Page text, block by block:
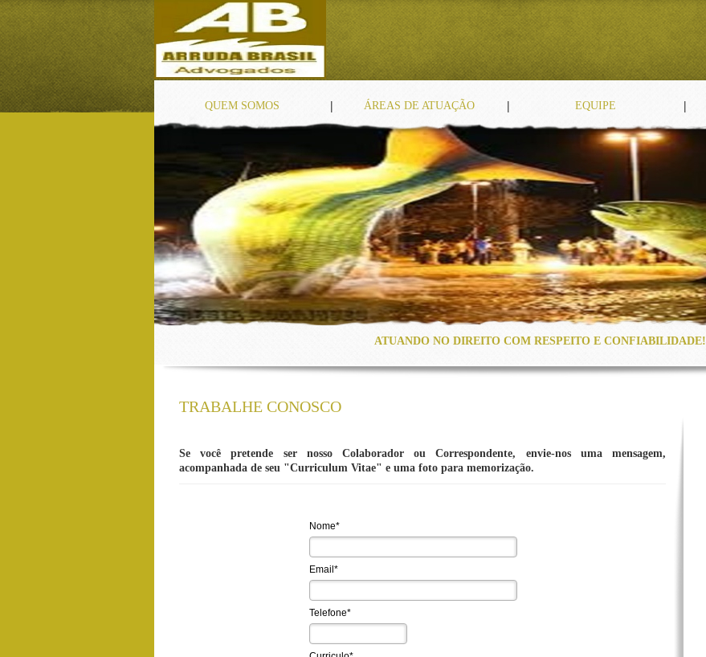
QUEM SOMOS | ÁREAS DE ATUAÇÃO | EQUIPE |
ATUANDO NO DIREITO COM RESPEITO E CONFIABILIDADE!
TRABALHE CONOSCO
Se você pretende ser nosso Colaborador ou Correspondente, envie-nos uma mensagem,
acompanhada de seu "Curriculum Vitae" e uma foto para memorização.
Nome*
Email*
Telefone*